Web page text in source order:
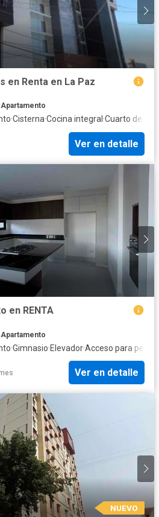
en Renta en La Paz
Apartamento
·Cisterna·Cocina integral ·Cuarto de
Ver en detalle
en RENTA
Apartamento
·Gimnasio·Elevador·Acceso para
Ver en detalle
NUEVO